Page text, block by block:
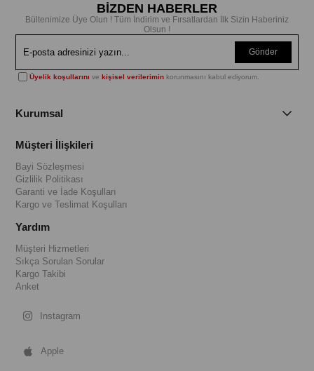
BİZDEN HABERLER
Bültenimize Üye Olun ! Tüm İndirim ve Fırsatlardan İlk Sizin Haberiniz
Olsun !
Gönder
Üyelik koşullarını vekişisel verilerimin korunmasını kabul ediyorum.
Kurumsal
Müşteri İlişkileri
Bayi Sözleşmesi
Gizlilik Politikası
Garanti ve İade Koşulları
Kargo ve Teslimat Koşulları
Yardım
Müşteri Hizmetleri
Sıkça Sorulan Sorular
Kargo Takibi
Anket
Instagram
Apple